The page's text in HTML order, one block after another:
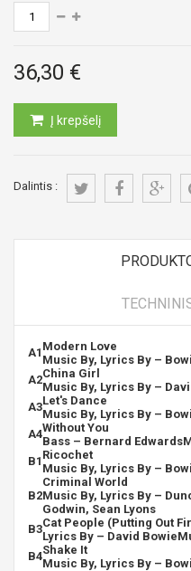
36,30 €
Į krepšelį
Dalintis :
A1 Modern Love
Music By, Lyrics By –
A2China Girl
Music By, Lyrics By –
A3Let's Dance
Music By, Lyrics By –
A4Without You
Bass – Bernard Edwards
B1 Ricochet
Music By, Lyrics By –
B2
Criminal World
Music By, Lyrics By –
Godwin, Sean Lyons
B3Cat People (Putting Out
Lyrics By – David Bowie
B4Shake It
Music By, Lyrics By –